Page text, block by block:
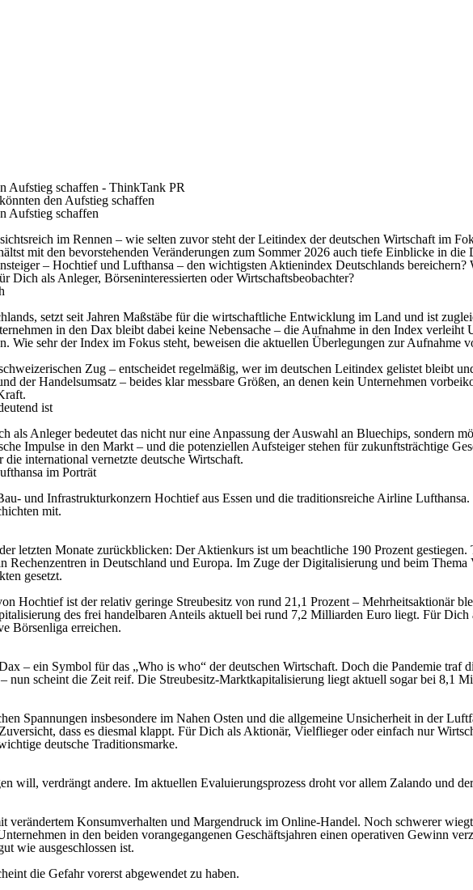
Aufstieg schaffen - ThinkTank PR
den Aufstieg schaffen
Aufstieg schaffen
im Rennen – wie selten zuvor steht der Leitindex der deutschen Wirtschaft im
mit den bevorstehenden Veränderungen zum Sommer 2026 auch tiefe Einblicke in die
– Hochtief und Lufthansa – den wichtigsten Aktienindex Deutschlands bereichern?
Dich als Anleger, Börseninteressierten oder Wirtschaftsbeobachter?
setzt seit Jahren Maßstäbe für die wirtschaftliche Entwicklung im Land und ist
in den Dax bleibt dabei keine Nebensache – die Aufnahme in den Index verleiht
Wie sehr der Index im Fokus steht, beweisen die aktuellen Überlegungen zur Aufnahme
Zug – entscheidet regelmäßig, wer im deutschen Leitindex gelistet bleibt
der Handelsumsatz – beides klar messbare Größen, an denen kein Unternehmen
ist
als Anleger bedeutet das nicht nur eine Anpassung der Auswahl an Bluechips, sondern
Impulse in den Markt – und die potenziellen Aufsteiger stehen für zukunftsträchtige
international vernetzte deutsche Wirtschaft.
im Porträt
und Infrastrukturkonzern Hochtief aus Essen und die traditionsreiche Airline
mit.
letzten Monate zurückblicken: Der Aktienkurs ist um beachtliche 190 Prozent gestiegen.
Rechenzentren in Deutschland und Europa. Im Zuge der Digitalisierung und beim
gesetzt.
Hochtief ist der relativ geringe Streubesitz von rund 21,1 Prozent – Mehrheitsaktionär
des frei handelbaren Anteils aktuell bei rund 7,2 Milliarden Euro liegt. Für
Börsenliga erreichen.
– ein Symbol für das „Who is who“ der deutschen Wirtschaft. Doch die Pandemie traf
nun scheint die Zeit reif. Die Streubesitz-Marktkapitalisierung liegt aktuell sogar bei 8,1
Spannungen insbesondere im Nahen Osten und die allgemeine Unsicherheit in der
dass es diesmal klappt. Für Dich als Aktionär, Vielflieger oder einfach nur
deutsche Traditionsmarke.
will, verdrängt andere. Im aktuellen Evaluierungsprozess droht vor allem Zalando und
verändertem Konsumverhalten und Margendruck im Online-Handel. Noch schwerer
in den beiden vorangegangenen Geschäftsjahren einen operativen Gewinn
wie ausgeschlossen ist.
die Gefahr vorerst abgewendet zu haben.